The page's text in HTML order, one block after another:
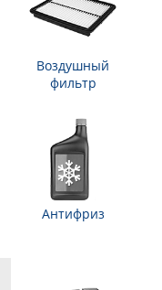
Воздушный
фильтр
Антифриз